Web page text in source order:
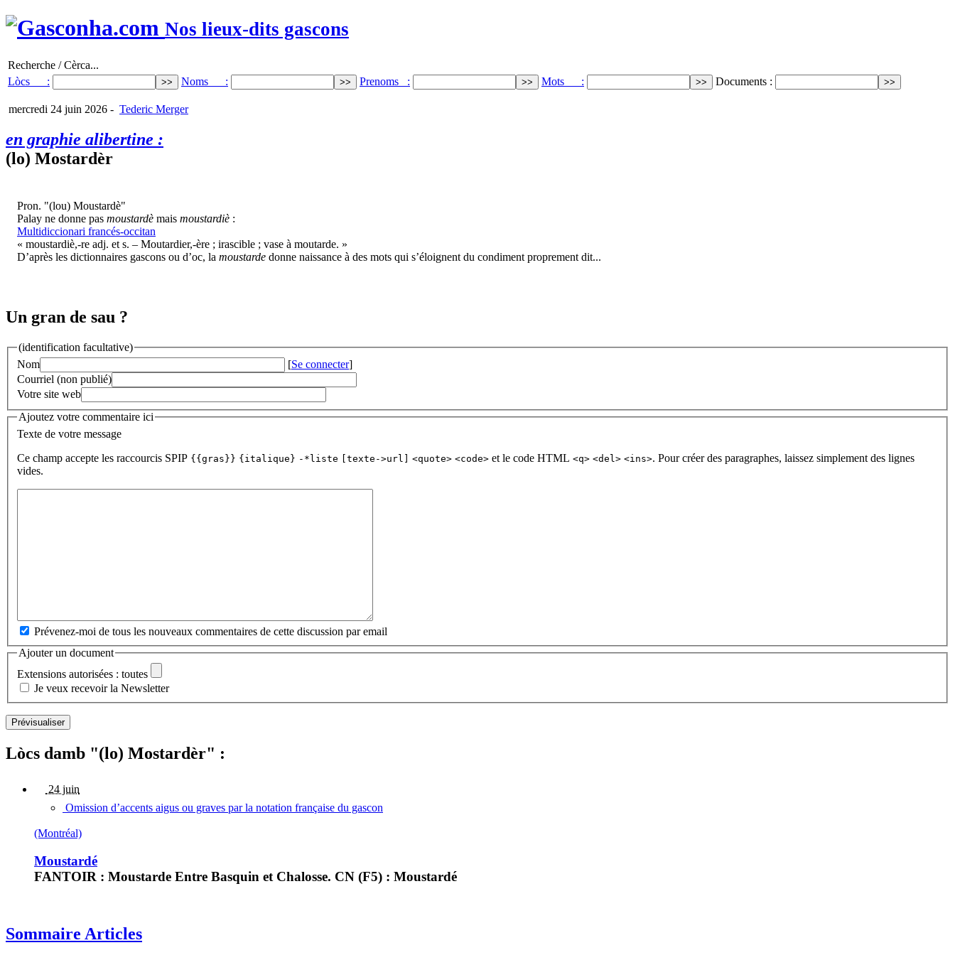
Nos lieux-dits gascons
Recherche / Cèrca...
Lòcs :
Noms : Prenoms : Mots : Documents :
mercredi 24 juin 2026 - Tederic Merger
en graphie alibertine :
(lo) Mostardèr
Pron. "(lou) Moustardè"
Palay ne donne pas moustardè mais moustardiè :
Multidiccionari francés-occitan
« moustardiè,-re adj. et s. – Moutardier,-ère ; irascible ; vase à moutarde. »
D’après les dictionnaires gascons ou d’oc, la moustarde donne naissance à des mots qui s’éloignent du condiment proprement dit...
Un gran de sau ?
(identification facultative)
Nom
[Se connecter]
Courriel (non publié)
Votre site web
Ajoutez votre commentaire ici
Texte de votre message
Ce champ accepte les raccourcis SPIP {{gras}} {italique} -*liste [texte->url] <quote> <code> et le code HTML <q> <del> <ins>. Pour créer des paragraphes, laissez simplement des lignes
vides.
Prévenez-moi de tous les nouveaux commentaires de cette discussion par email
Ajouter un document
Extensions autorisées : toutes
Je veux recevoir la Newsletter
Lòcs damb "(lo) Mostardèr" :
24 juin
Omission d’accents aigus ou graves par la notation française du gascon
(Montréal)
Moustardé
FANTOIR : Moustarde Entre Basquin et Chalosse. CN (F5) : Moustardé
Sommaire Articles